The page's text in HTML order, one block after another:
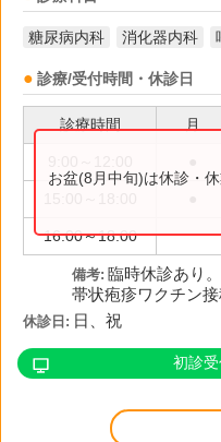
糖尿病内科 消化器内科
診療/受付時間・休診日
診療時間 月
16:00～18:00
お盆(8月中旬)は休診・
備考: 臨時休診あり。
帯状疱疹ワクチン
休診日: 日、祝
初診